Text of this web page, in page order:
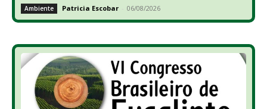
Ambiente Patricia Escobar - 06/08/2026